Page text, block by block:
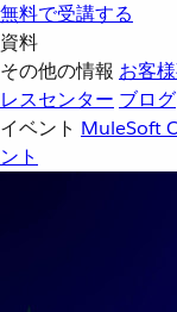
無料で受講する
資料
その他の情報 お客
レスセンター ブログ
イベント MuleSoft
ント